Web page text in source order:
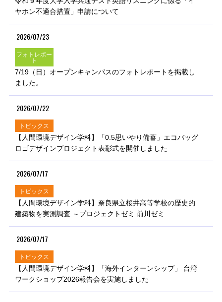
ヤホン不適合措置」申請について
2026/07/23
フォトレポー
ト
7/19（日）オープンキャンパスのフォトレポートを掲載し
ました。
2026/07/22
トピックス
【人間環境デザイン学科】「0.5思いやり備蓄」エコバッグ
ロゴデザインプロジェクト表彰式を開催しました
2026/07/17
トピックス
【人間環境デザイン学科】奈良県立桜井高等学校の歴史的
建築物を実測調査 ～プロジェクトゼミ 前川ゼミ
2026/07/17
トピックス
【人間環境デザイン学科】「海外インターンシップ」 台湾
ワークショップ2026報告会を実施しました